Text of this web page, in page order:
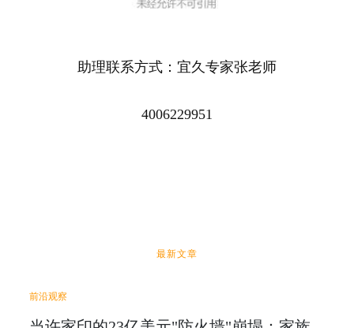
助理联系方式：宜久专家张老师
4006229951
最新文章
前沿观察